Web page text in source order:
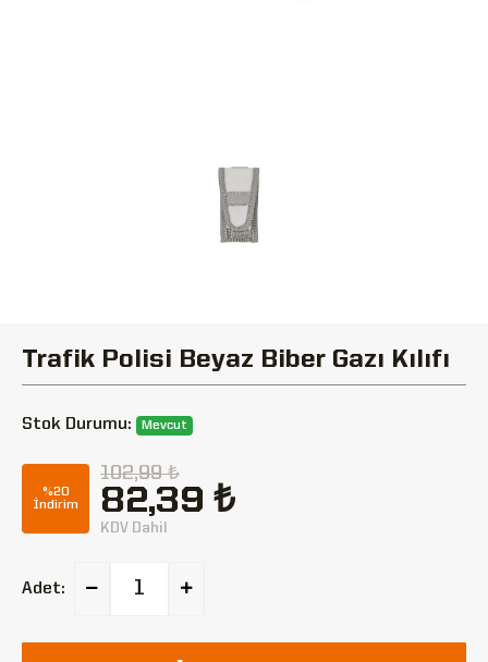
Trafik Polisi Beyaz Biber Gazı Kılıfı
Stok Durumu: Mevcut
%20
İndirim
102,99 ₺
82,39 ₺
KDV Dahil
Adet: